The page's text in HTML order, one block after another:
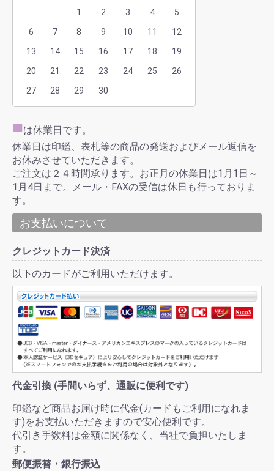
1 2 3 4
5
6
7 8 9 10 11
12
13
14 15 16 17 18
19
20
21 22 23 24 25
26
27
28 29 30
■は休業日です。
休業日は印鑑、表札等の商品の発送およびメール返信を
お休みさせていただきます。
ご注文は２４時間承ります。お正月の休業日は1月1日～
1月4日まで。メール・FAXの受信は休日も行っておりま
す。
お支払いについて
クレジットカード決済
以下のカードがご利用いただけます。
代金引換 (手間いらず、通販に便利です)
印鑑など商品お届け時に代金(カードもご利用になれま
す)をお支払いただきますので安心便利です。
代引き手数料は金額に関係なく、当社で負担いたしま
す。
郵便振替・銀行振込